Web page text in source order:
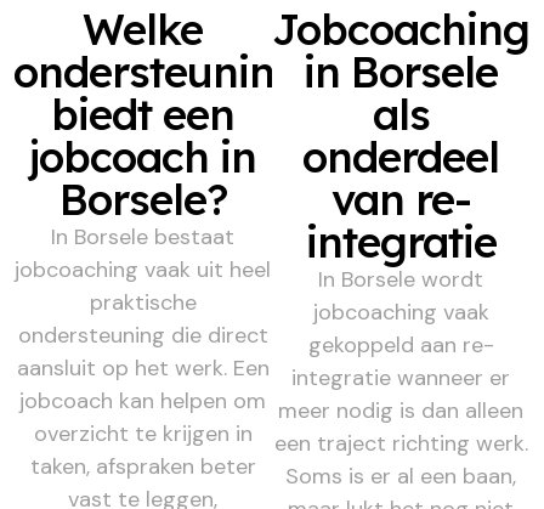
Welke
ondersteuning
biedt een
jobcoach in
Borsele?
In Borsele bestaat
jobcoaching vaak uit heel
praktische
ondersteuning die direct
aansluit op het werk. Een
jobcoach kan helpen om
overzicht te krijgen in
taken, afspraken beter
vast te leggen,
Jobcoaching
in Borsele
als
onderdeel
van re-
integratie
In Borsele wordt
jobcoaching vaak
gekoppeld aan re-
integratie wanneer er
meer nodig is dan alleen
een traject richting werk.
Soms is er al een baan,